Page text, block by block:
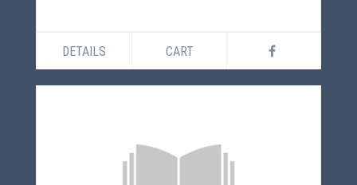
DETAILS CART